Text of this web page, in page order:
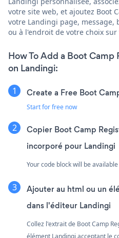
votre site web, et ajoutez Boot
votre Landingi page,
ou à l'endroit de votre choix sur
How To Add a Boot
on Landingi:
Create a Free Boot
Start for free now
Copier Boot Camp
incorporé pour Landingi
Your code block will be
Ajouter au html ou un
dans l'éditeur Landingi
Collez l'extrait de Boot Camp
élément Landingi acceptant le